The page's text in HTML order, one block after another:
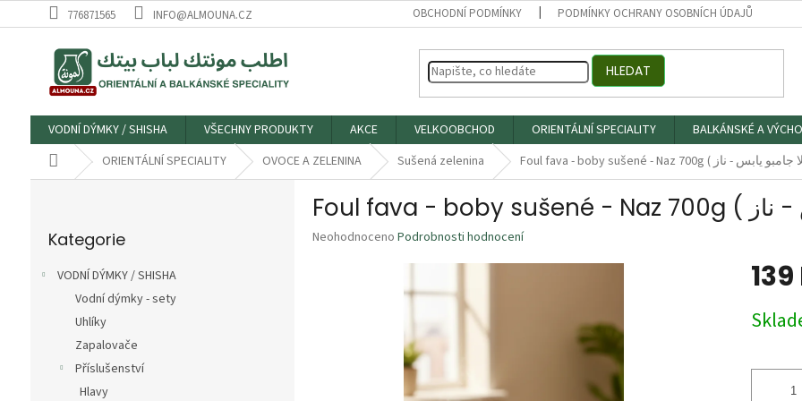
na
776871565 INFO@ALMOUNA.CZ OBCHODNÍ PODMÍNKY PODMÍNKY OCHRANY OSOBNÍCH ÚDAJŮ
HLEDAT
VODNÍ DÝMKY / SHISHA VŠECHNY PRODUKTY AKCE VELKOOBCHOD ORIENTÁLNÍ SPECIALITY BALKÁNSKÉ A
Domů ORIENTÁLNÍ SPECIALITY OVOCE A ZELENINA Sušená zelenina
kategorie
Kategorie
VODNÍ DÝMKY / SHISHA
Vodní dýmky - sety
Uhlíky
Zapalovače
Příslušenství
Hlavy
Průměrné
Neohodnoceno Podrobnosti hodnocení
cena: